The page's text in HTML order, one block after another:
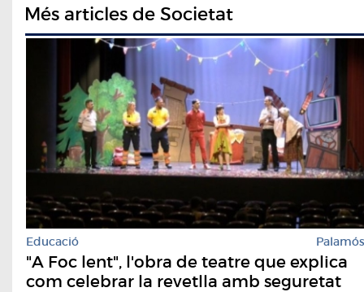
Més articles de Societat
Educació Palamós
"A Foc lent", l'obra de teatre que explica
com celebrar la revetlla amb seguretat